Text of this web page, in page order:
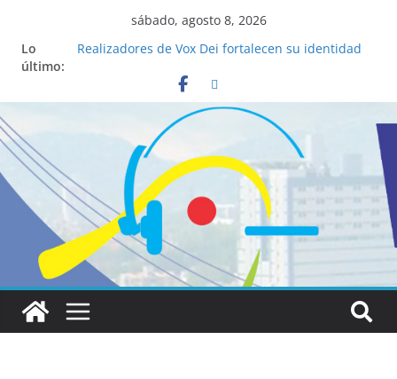
sábado, agosto 8, 2026
Lo
último:
Realizadores de Vox Dei fortalecen su identidad
La ciencia desvela los 5 secretos que tiene
fácilmente un católico para convertirse en
“Superancianos”
Pop Up Market atrae a cientos de visitantes y
dinamiza la economía local
Salud mental a la mesa: la importancia de
hablarlo en familia
Lo que tienen en común la nueva Película Toy
Story 5 y el Papa León XIV